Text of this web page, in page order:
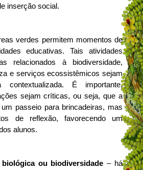
inserção social.
verdes permitem momentos de
educativas. Tais atividades
relacionados à biodiversidade,
e serviços ecossistêmicos sejam
contextualizada. É importante,
sejam críticas, ou seja, que a
passeio para brincadeiras, mas
de reflexão, favorecendo um
alunos.
ou biodiversidade – há